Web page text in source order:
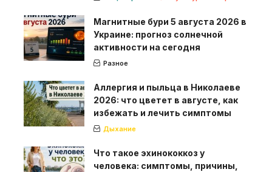
Магнитные бури 5 августа 2026 в
Украине: прогноз солнечной
активности на сегодня
Разное
Аллергия и пыльца в Николаеве
2026: что цветет в августе, как
избежать и лечить симптомы
Дыхание
Что такое эхинококкоз у
человека: симптомы, причины,